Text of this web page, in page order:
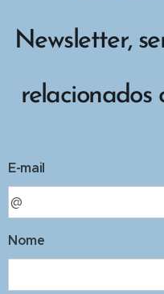
Newsletter,
relacionados
E-mail
Nome